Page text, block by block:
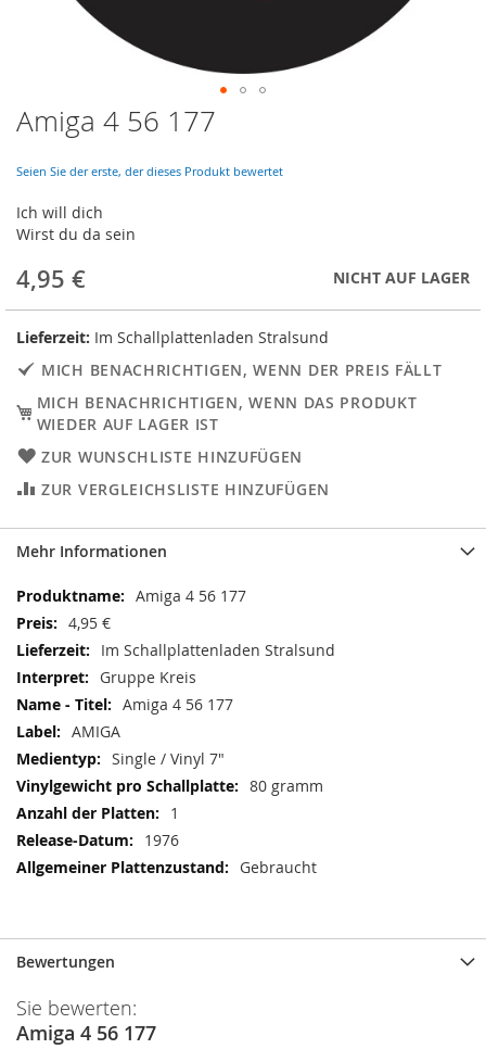
Skip
to
beginning
of
the
images
gallery
Amiga 4 56 177
Seien Sie der erste, der dieses Produkt bewertet
Ich will dich
Wirst du da sein
4,95 € NICHT AUF LAGER
Lieferzeit: Im Schallplattenladen Stralsund
MICH BENACHRICHTIGEN, WENN DER PREIS FÄLLT
MICH BENACHRICHTIGEN, WENN DAS PRODUKT
WIEDER AUF LAGER IST
ZUR WUNSCHLISTE HINZUFÜGEN
ZUR VERGLEICHSLISTE HINZUFÜGEN
Mehr Informationen
Mehr
Informationen
Amiga 4 56 177
4,95 €
Im Schallplattenladen Stralsund
Gruppe Kreis
Amiga 4 56 177
AMIGA
Single / Vinyl 7"
80 gramm
1
1976
Gebraucht
Bewertungen
Sie bewerten:
Amiga 4 56 177